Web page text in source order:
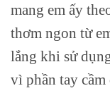
mang em ấy
thơm ngon từ
lắng khi sử
vì phần tay cầm